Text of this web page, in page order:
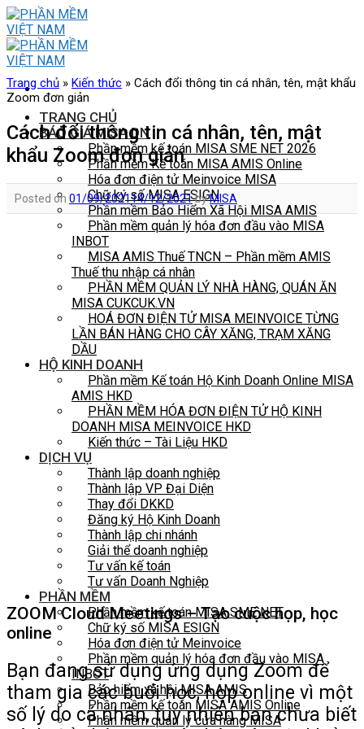
Skip
to
content
TRANG CHỦ
BÁO GIÁ MISA DN
Phần mềm kế toán MISA SME NET 2026
Phần mềm Kế toán MISA AMIS Online
Hóa đơn điện tử Meinvoice MISA
Chữ ký số MISA ESIGN
Phần mềm Bảo Hiểm Xã Hội MISA AMIS
Phần mềm quản lý hóa đơn đầu vào MISA
INBOT
MISA AMIS Thuế TNCN – Phần mềm AMIS
Thuế thu nhập cá nhân
PHẦN MỀM QUẢN LÝ NHÀ HÀNG, QUÁN ĂN
MISA CUKCUK.VN
HOÁ ĐƠN ĐIỆN TỬ MISA MEINVOICE TỪNG
LẦN BÁN HÀNG CHO CÂY XĂNG, TRẠM XĂNG
DẦU
HỘ KINH DOANH
Phần mềm Kế toán Hộ Kinh Doanh Online MISA
AMIS HKD
PHẦN MỀM HÓA ĐƠN ĐIỆN TỬ HỘ KINH
DOANH MISA MEINVOICE HKD
Kiến thức – Tài Liệu HKD
DỊCH VỤ
Thành lập doanh nghiệp
Thành lập VP Đại Diện
Thay đổi DKKD
Đăng ký Hộ Kinh Doanh
Thành lập chi nhánh
Giải thể doanh nghiệp
Tư vấn kế toán
Tư vấn Doanh Nghiệp
PHẦN MỀM
Phần mềm kế toán MISA SME NET
Chữ ký số MISA ESIGN
Hóa đơn điện tử Meinvoice
Phần mềm quản lý hóa đơn đầu vào MISA
INBOT
Bảo hiểm xã hội MISA AMIS
Phần mềm kế toán MISA AMIS Online
Phần mềm quản lý cửa hàng MISA
Trang chủ » Kiến thức » Cách đổi thông tin cá nhân, tên, mật khẩu
Zoom đơn giản
Cách đổi thông tin cá nhân, tên, mật
khẩu Zoom đơn giản
Posted on 01/09/202114/12/2021byMISA
ZOOM Cloud Meetings – Tạo cuộc họp, học
online
Bạn đang sử dụngứng dụng Zoomđể
tham gia các buổi học, họp online vì một
số lý do cá nhân, tuy nhiên bạn chưa biết